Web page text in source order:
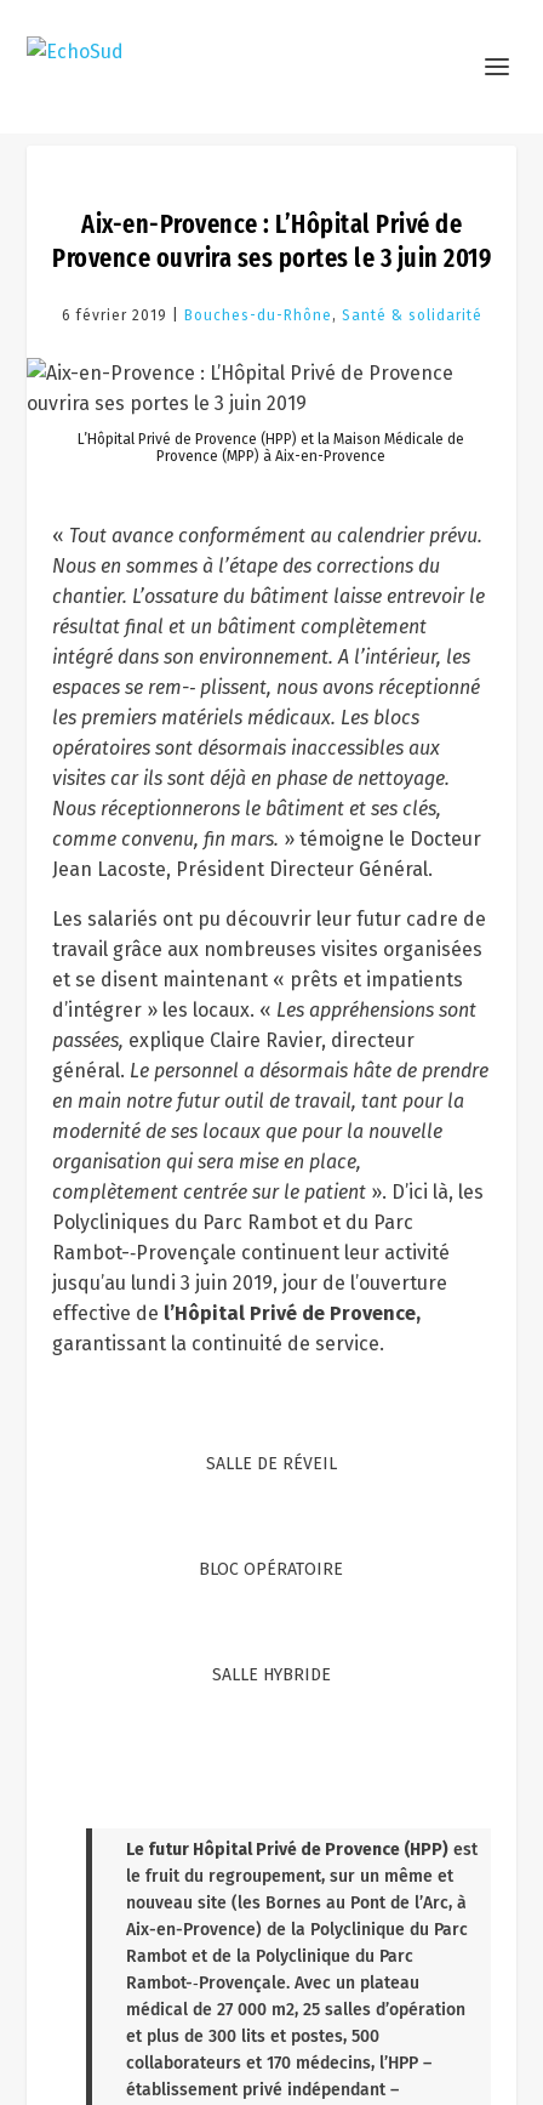
Aix-en-Provence : L’Hôpital Privé de
Provence ouvrira ses portes le 3 juin 2019
6 février 2019 | Bouches-du-Rhône , Santé & solidarité
L’Hôpital Privé de Provence (HPP) et la Maison Médicale de
Provence (MPP) à Aix-­en-­Provence
« Tout avance conformément au calendrier prévu.
Nous en sommes à l’étape des corrections du
chantier. L’ossature du bâtiment laisseentrevoir le
résultat final et un bâtiment complètement
intégré dans son environnement. A l’intérieur, les
espaces se rem-­‐ plissent, nous avons réceptionné
les premiers matériels médicaux. Les blocs
opératoires sont désormais inaccessibles aux
visites car ils sont déjà en phase de nettoyage.
Nous réceptionnerons le bâtiment et ses clés,
comme convenu, fin mars. » témoigne le Docteur
Jean Lacoste, Président Directeur Général.
Les salariés ont pu découvrir leur futur cadre de
travail grâce aux nombreuses visites organisées
et se disent maintenant « prêts et impatients
d’intégrer » les locaux. « Les appréhensions sont
passées, explique Claire Ravier, directeur
général. Le personnel a désormais hâte de prendre
en main notre futur outil de travail, tant pour la
modernité de ses locaux que pour la nouvelle
organisation qui sera mise en place,
complètement centrée sur le patient ». D’ici là, les
Polycliniques du Parc Rambot et du Parc
Rambot-­‐Provençale continuent leur activité
jusqu’au lundi 3 juin 2019, jour de l’ouverture
effective de l’Hôpital Privé de Provence,
garantissant la continuité de service.
SALLE DE RÉVEIL
BLOC OPÉRATOIRE
SALLE HYBRIDE
Le futur Hôpital Privé de Provence (HPP)est
le fruit du regroupement, sur un même et
nouveau site (les Bornes au Pont de l’Arc, à
Aix-­en-­Provence) de la Polyclinique du Parc
Rambot et de la Polyclinique du Parc
Rambot-­‐Provençale. Avec un plateau
médical de 27 000 m2, 25 salles d’opération
et plus de 300 lits et postes, 500
collaborateurs et 170 médecins, l’HPP –
établissement privé indépendant –